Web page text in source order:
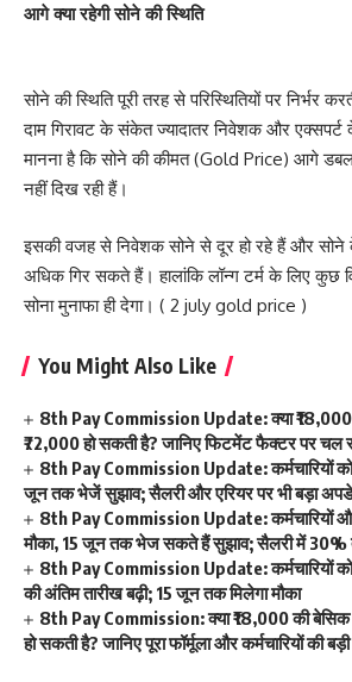
आगे क्या रहेगी सोने की स्थिति
सोने की स्थिति पूरी तरह से परिस्थितियों पर निर्भर
दाम गिरावट के संकेत ज्यादातर निवेशक और एक्सपर्ट
मानना है कि सोने की कीमत (Gold Price) आगे डबल
नहीं दिख रही हैं।
इसकी वजह से निवेशक सोने से दूर हो रहे हैं और सोने
अधिक गिर सकते हैं। हालांकि लॉन्ग टर्म के लिए कुछ
सोना मुनाफा ही देगा। ( 2 july gold price )
You Might Also Like
8th Pay Commission Update: क्या
₹72,000 हो सकती है? जानिए फिटमेंट फैक्टर पर चल
8th Pay Commission Update: कर्मचारियों को
जून तक भेजें सुझाव; सैलरी और एरियर पर भी बड़ा
8th Pay Commission Update: कर्मचारियों
मौका, 15 जून तक भेज सकते हैं सुझाव; सैलरी में 30%
8th Pay Commission Update: कर्मचारियों
की अंतिम तारीख बढ़ी; 15 जून तक मिलेगा मौका
8th Pay Commission: क्या ₹18,000 की
हो सकती है? जानिए पूरा फॉर्मूला और कर्मचारियों की